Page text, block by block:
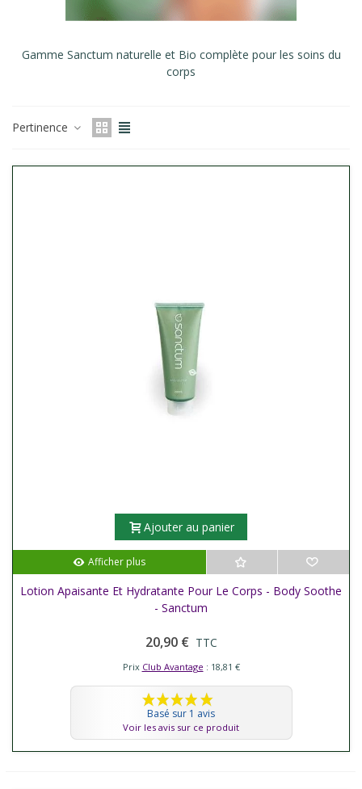
Gamme Sanctum naturelle et Bio complète pour les soins du
corps
Pertinence
Ajouter au panier
Afficher plus
Lotion Apaisante Et Hydratante Pour Le Corps - Body Soothe
- Sanctum
20,90 € TTC
Prix Club Avantage : 18,81 €
Basé sur 1 avis
Voir les avis sur ce produit